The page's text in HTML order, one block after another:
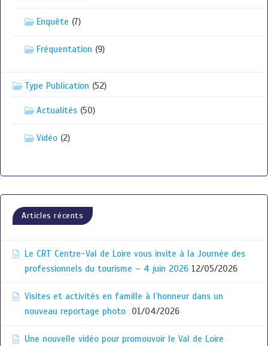
Enquête (7)
Fréquentation (9)
Type Publication (52)
Actualités (50)
Vidéo (2)
Articles récents
Le CRT Centre-Val de Loire vous invite à la Journée des
professionnels du tourisme – 4 juin 2026 12/05/2026
Visites et activités en famille à l’honneur dans un
nouveau reportage photo
01/04/2026
Une nouvelle vidéo pour promouvoir le Val de Loire